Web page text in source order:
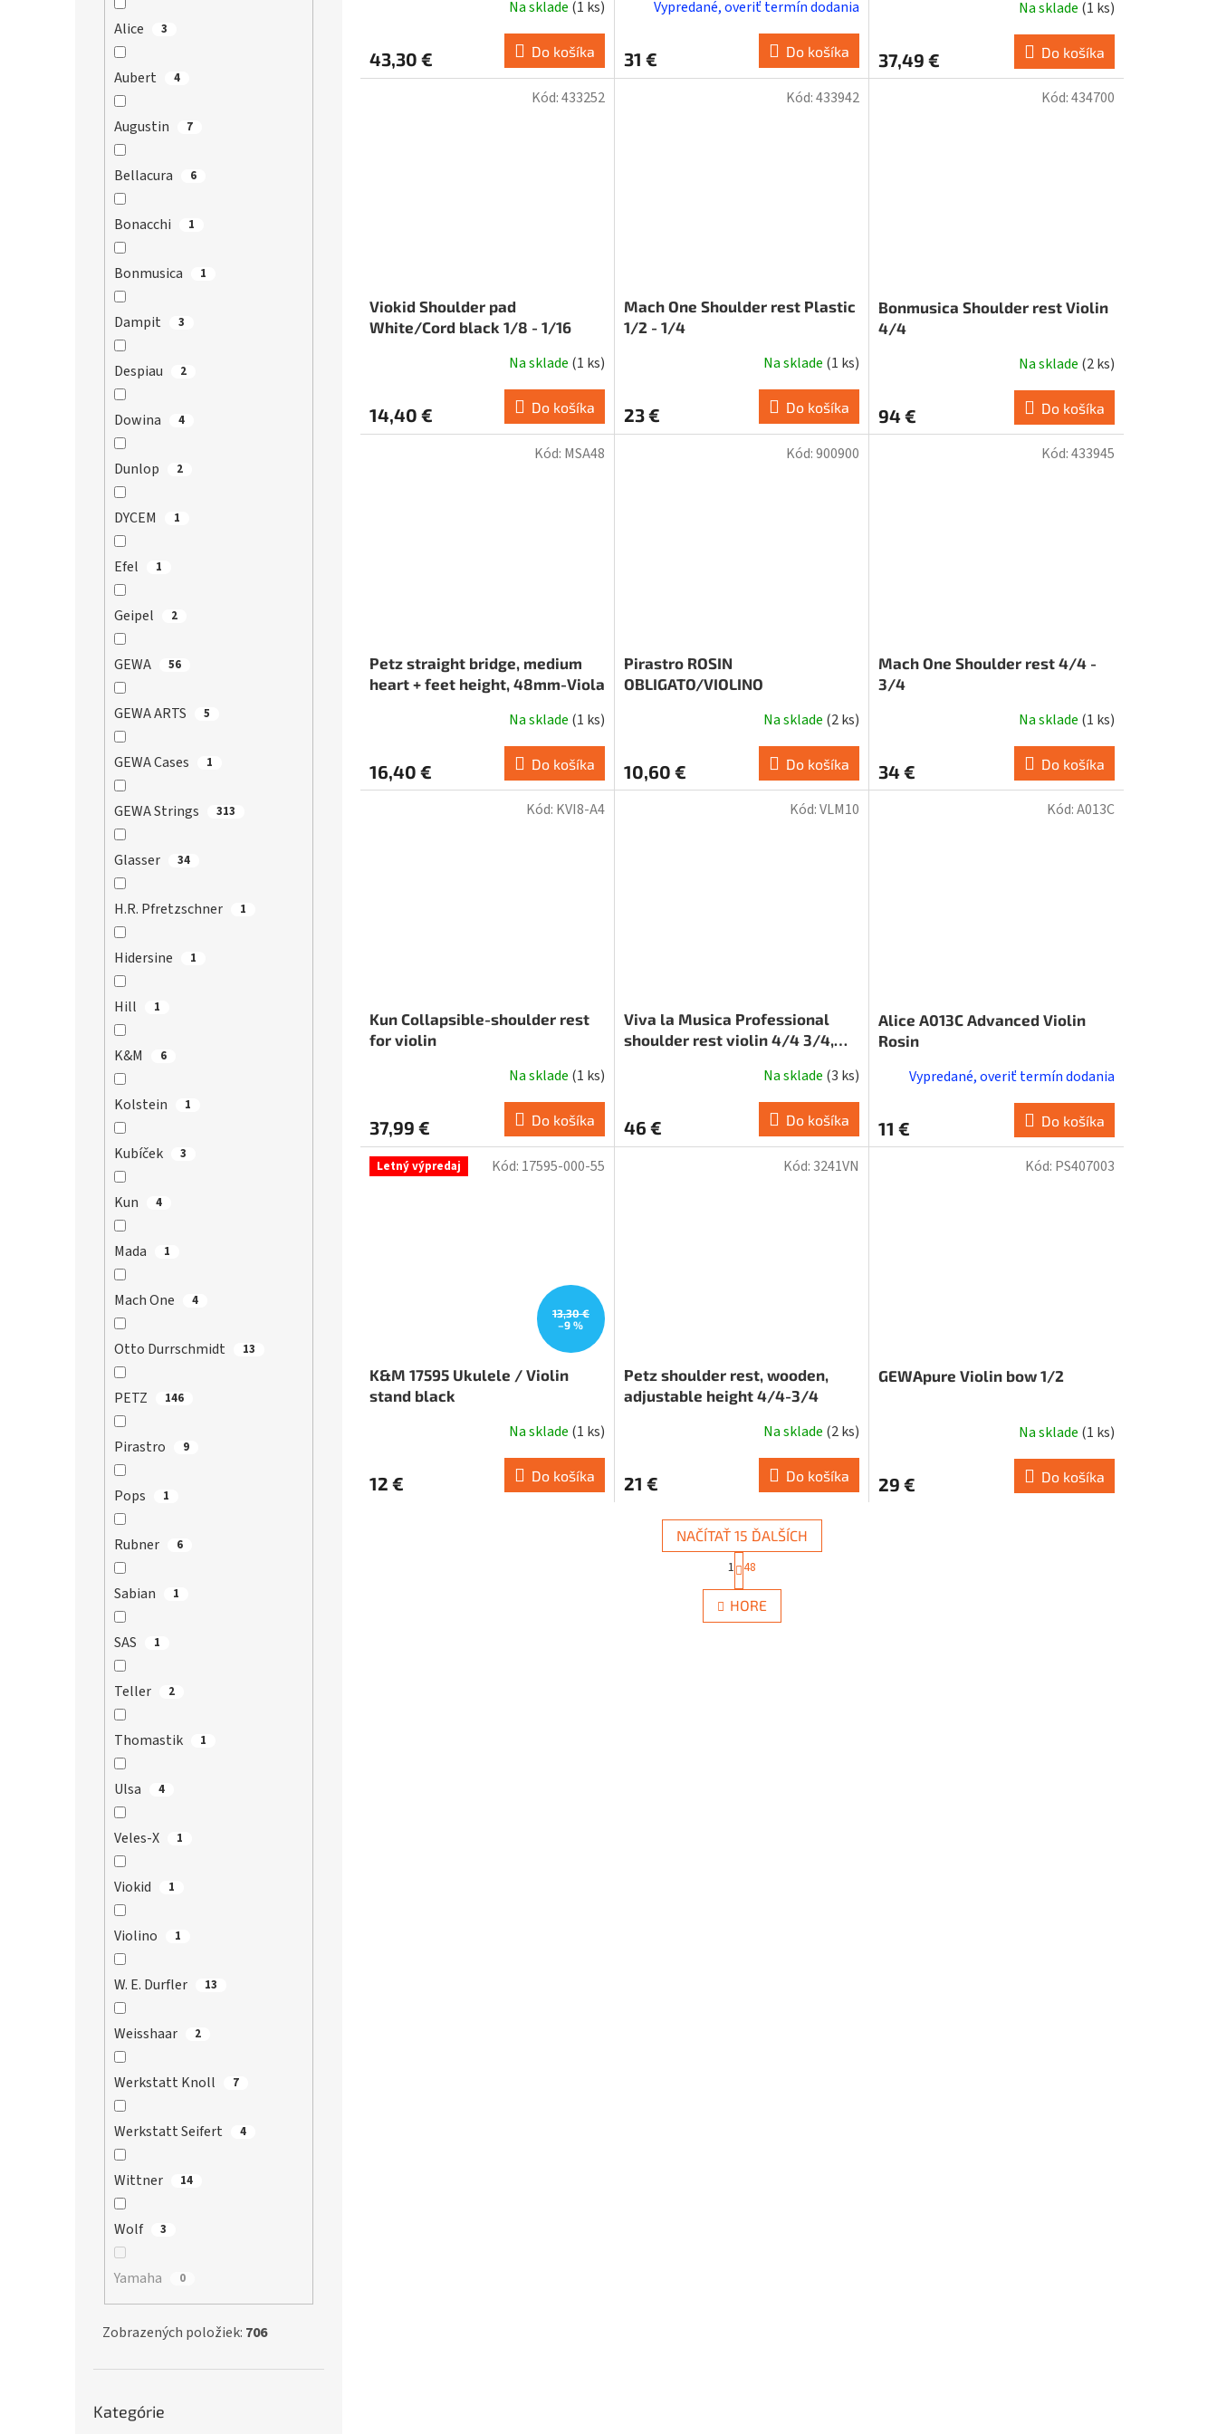
Alice 3
Aubert 4
Augustin 7
Bellacura 6
Bonacchi 1
Bonmusica 1
Dampit 3
Despiau 2
Dowina 4
Dunlop 2
DYCEM 1
Efel 1
Geipel 2
GEWA 56
GEWA ARTS 5
GEWA Cases 1
GEWA Strings 313
Glasser 34
H.R. Pfretzschner 1
Hidersine 1
Hill 1
K&M 6
Kolstein 1
Kubíček 3
Kun 4
Mada 1
Mach One 4
Otto Durrschmidt 13
PETZ 146
Pirastro 9
Pops 1
Rubner 6
Sabian 1
SAS 1
Teller 2
Thomastik 1
Ulsa 4
Veles-X 1
Viokid 1
Violino 1
W. E. Durfler 13
Weisshaar 2
Werkstatt Knoll 7
Werkstatt Seifert 4
Wittner 14
Wolf 3
Yamaha 0
Zobrazených položiek: 706
kategórie
Kategórie
Na sklade (1 ks)
43,30 € Do košíka
Vypredané, overiť termín dodania
31 € Do košíka
Na sklade (1 ks)
37,49 € Do košíka
Viokid Shoulder pad
White/Cord black 1/8 - 1/16
Na sklade (1 ks)
14,40 € Do košíka
Kód:433252
Mach One Shoulder rest Plastic
1/2 - 1/4
Na sklade (1 ks)
23 € Do košíka
Kód:433942
Bonmusica Shoulder rest Violin
4/4
Na sklade (2 ks)
94 € Do košíka
Kód:434700
Petz straight bridge, medium
heart + feet height, 48mm-Viola
Na sklade (1 ks)
16,40 € Do košíka
Kód: MSA48
Pirastro ROSIN
OBLIGATO/VIOLINO
Na sklade (2 ks)
10,60 € Do košíka
Kód:900900
Mach One Shoulder rest 4/4 -
3/4
Na sklade (1 ks)
34 € Do košíka
Kód:433945
Kun Collapsible-shoulder rest
for violin
Na sklade (1 ks)
37,99 € Do košíka
Kód: KVI8-A4
Viva la Musica Professional
shoulder rest violin 4/4 3/4,
Na sklade (3 ks)
46 € Do košíka
Kód:VLM10
Alice A013C Advanced Violin
Rosin
Vypredané, overiť termín dodania
11 € Do košíka
Kód:A013C
Letný výpredaj
13,30 €
–9 %
K&M 17595 Ukulele / Violin
stand black
Na sklade (1 ks)
12 € Do košíka
Kód: 17595-000-55
Petz shoulder rest, wooden,
adjustable height 4/4-3/4
Na sklade (2 ks)
21 € Do košíka
Kód: 3241VN
GEWApure Violin bow 1/2
Na sklade (1 ks)
29 € Do košíka
Kód: PS407003
O
v
l
á
NAČÍTAŤ 15 ĎALŠÍCH
S
t
r
á
n
1 48
HORE